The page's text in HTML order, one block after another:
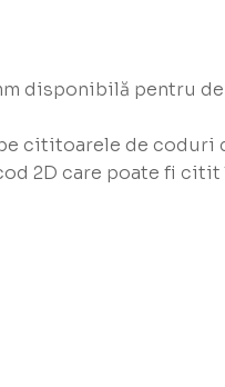
disponibilă pentru
cititoarele de coduri
2D care poate fi